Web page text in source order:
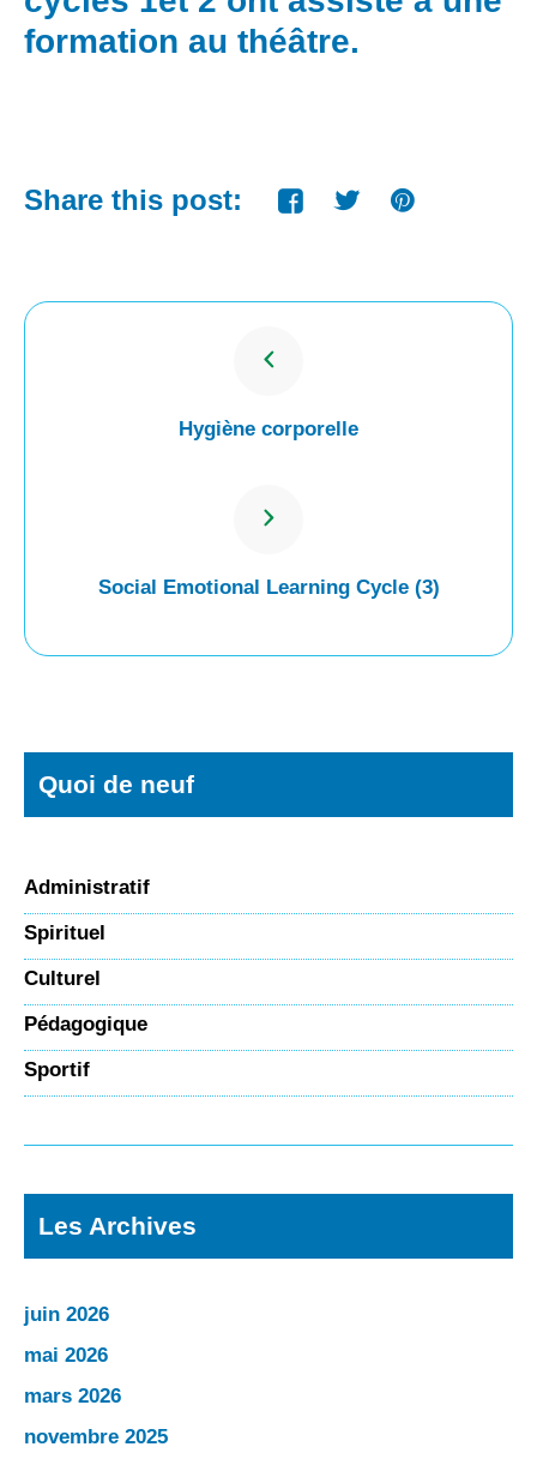
formation au théâtre.
Share this post:
Hygiène corporelle
Social Emotional Learning Cycle (3)
Quoi de neuf
Administratif
Spirituel
Culturel
Pédagogique
Sportif
Les Archives
juin 2026
mai 2026
mars 2026
novembre 2025